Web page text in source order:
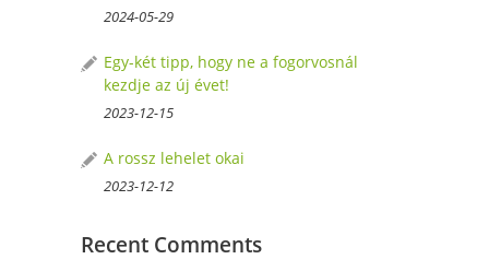
2024-05-29
Egy-két tipp, hogy ne a fogorvosnál
kezdje az új évet!
2023-12-15
A rossz lehelet okai
2023-12-12
Recent Comments